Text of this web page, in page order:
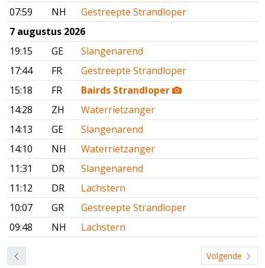
07:59
NH
Gestreepte Strandloper
7 augustus 2026
19:15
GE
Slangenarend
17:44
FR
Gestreepte Strandloper
15:18
FR
Bairds Strandloper
14:28
ZH
Waterrietzanger
14:13
GE
Slangenarend
14:10
NH
Waterrietzanger
11:31
DR
Slangenarend
11:12
DR
Lachstern
10:07
GR
Gestreepte Strandloper
09:48
NH Lachstern
Volgende